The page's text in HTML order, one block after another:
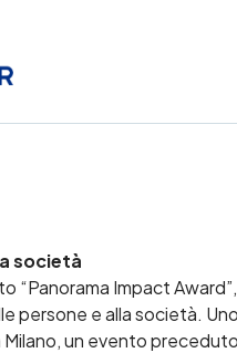
società
“Panorama Impact
persone e alla società.
Milano, un evento